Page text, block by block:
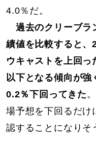
4.0％だ。
過去のクリーブラ
績値を比較すると、
ウキャストを上回っ
以下となる傾向が強
0.2％下回ってきた
場予想を下回るだけ
認することになりそ